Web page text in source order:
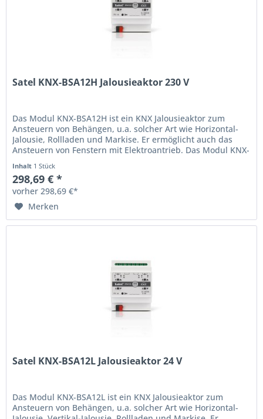
Satel KNX-BSA12H Jalousieaktor 230 V
Das Modul KNX-BSA12H ist ein KNX Jalousieaktor zum
Ansteuern von Behängen, u.a. solcher Art wie Horizontal-
Jalousie, Rollladen und Markise. Er ermöglicht auch das
Ansteuern von Fenstern mit Elektroantrieb. Das Modul KNX-
Inhalt 1 Stück
298,69 € *
vorher 298,69 €*
Merken
Satel KNX-BSA12L Jalousieaktor 24 V
Das Modul KNX-BSA12L ist ein KNX Jalousieaktor zum
Ansteuern von Behängen, u.a. solcher Art wie Horizontal-